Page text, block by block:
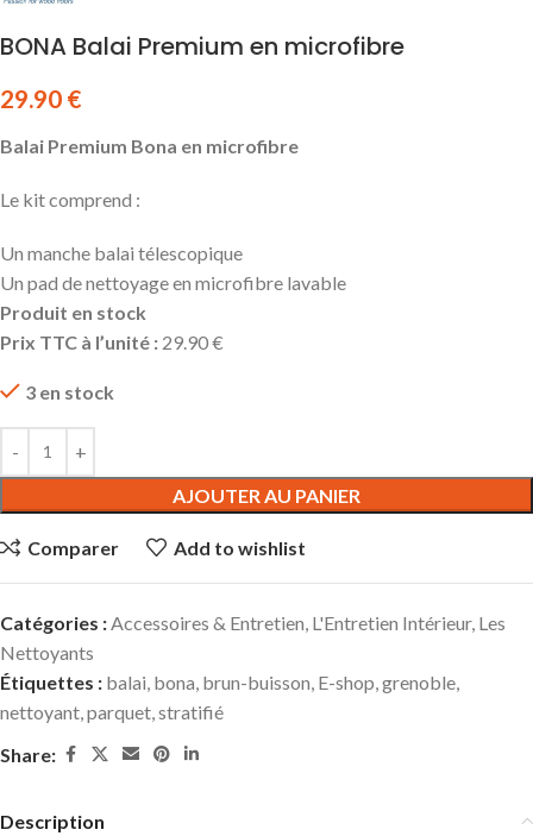
BONA Balai Premium en microfibre
29.90 €
Balai Premium Bona en microfibre
Le kit comprend :
Un manche balai télescopique
Un pad de nettoyage en microfibre lavable
Produit en stock
Prix TTC à l’unité : 29.90 €
3 en stock
AJOUTER AU PANIER
Comparer Add to wishlist
Catégories :Accessoires & Entretien, L'Entretien Intérieur, Les
Nettoyants
Étiquettes : balai, bona, brun-buisson, E-shop,grenoble,
nettoyant,parquet,stratifié
Share:
Description